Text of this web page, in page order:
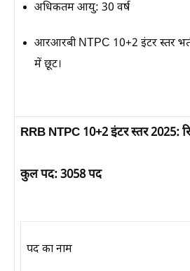
अधिकतम आयु: 30 वर्ष
आरआरबी NTPC 10+2 इंटर स्तर
में छूट।
RRB NTPC 10+2 इंटर स्तर 2025:
कुल पद: 3058 पद
पद का नाम